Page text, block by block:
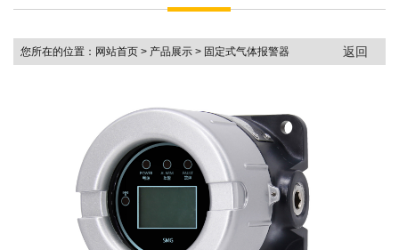
您所在的位置：网站首页 > 产品展示 > 固定式气体报警器 返回